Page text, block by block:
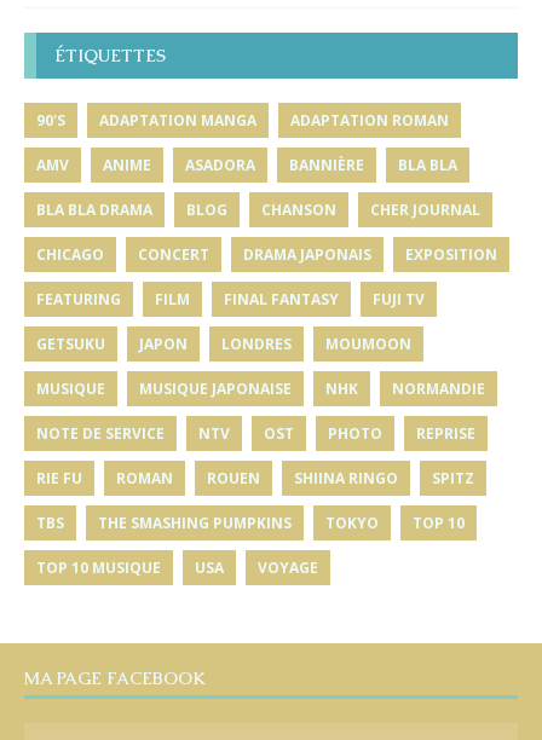
ÉTIQUETTES
90'S ADAPTATION MANGA ADAPTATION ROMAN
AMV ANIME ASADORA BANNIÈRE BLA BLA
BLA BLA DRAMA BLOG CHANSON CHER JOURNAL
CHICAGO CONCERT DRAMA JAPONAIS EXPOSITION
FEATURING FILM FINAL FANTASY FUJI TV
GETSUKU JAPON LONDRES MOUMOON
MUSIQUE MUSIQUE JAPONAISE NHK NORMANDIE
NOTE DE SERVICE NTV OST PHOTO REPRISE
RIE FU ROMAN ROUEN SHIINA RINGO SPITZ
TBS THE SMASHING PUMPKINS TOKYO TOP 10
TOP 10 MUSIQUE USA VOYAGE
MA PAGE FACEBOOK